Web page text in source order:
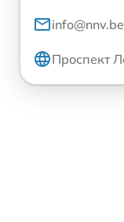
Проспект